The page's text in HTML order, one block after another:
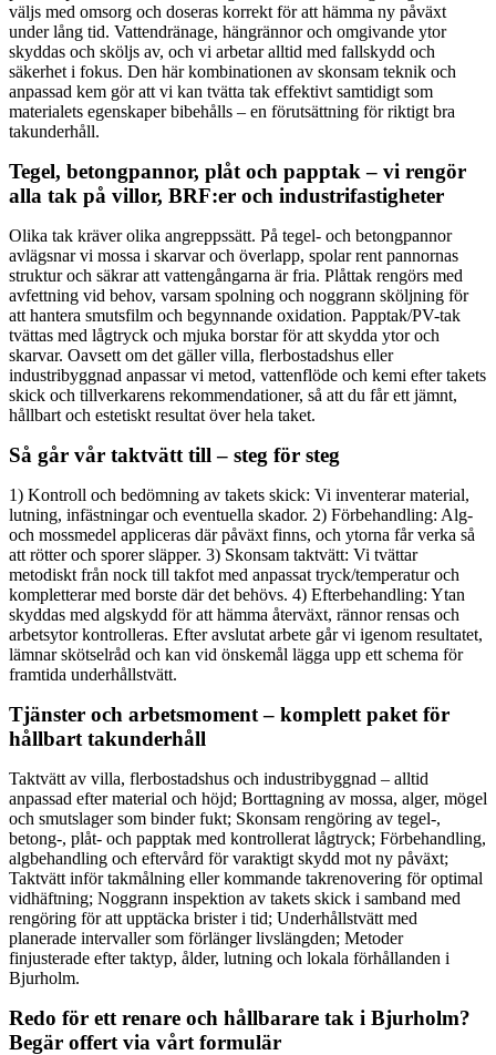
väljs med omsorg och doseras korrekt för att hämma ny påväxt
under lång tid. Vattendränage, hängrännor och omgivande ytor
skyddas och sköljs av, och vi arbetar alltid med fallskydd och
säkerhet i fokus. Den här kombinationen av skonsam teknik och
anpassad kem gör att vi kan tvätta tak effektivt samtidigt som
materialets egenskaper bibehålls – en förutsättning för riktigt bra
takunderhåll.
Tegel, betongpannor, plåt och papptak – vi rengör
alla tak på villor, BRF:er och industrifastigheter
Olika tak kräver olika angreppssätt. På tegel- och betongpannor
avlägsnar vi mossa i skarvar och överlapp, spolar rent pannornas
struktur och säkrar att vattengångarna är fria. Plåttak rengörs med
avfettning vid behov, varsam spolning och noggrann sköljning för
att hantera smutsfilm och begynnande oxidation. Papptak/PV-tak
tvättas med lågtryck och mjuka borstar för att skydda ytor och
skarvar. Oavsett om det gäller villa, flerbostadshus eller
industribyggnad anpassar vi metod, vattenflöde och kemi efter takets
skick och tillverkarens rekommendationer, så att du får ett jämnt,
hållbart och estetiskt resultat över hela taket.
Så går vår taktvätt till – steg för steg
1) Kontroll och bedömning av takets skick: Vi inventerar material,
lutning, infästningar och eventuella skador. 2) Förbehandling: Alg-
och mossmedel appliceras där påväxt finns, och ytorna får verka så
att rötter och sporer släpper. 3) Skonsam taktvätt: Vi tvättar
metodiskt från nock till takfot med anpassat tryck/temperatur och
kompletterar med borste där det behövs. 4) Efterbehandling: Ytan
skyddas med algskydd för att hämma återväxt, rännor rensas och
arbetsytor kontrolleras. Efter avslutat arbete går vi igenom resultatet,
lämnar skötselråd och kan vid önskemål lägga upp ett schema för
framtida underhållstvätt.
Tjänster och arbetsmoment – komplett paket för
hållbart takunderhåll
Taktvätt av villa, flerbostadshus och industribyggnad – alltid
anpassad efter material och höjd; Borttagning av mossa, alger, mögel
och smutslager som binder fukt; Skonsam rengöring av tegel-,
betong-, plåt- och papptak med kontrollerat lågtryck; Förbehandling,
algbehandling och eftervård för varaktigt skydd mot ny påväxt;
Taktvätt inför takmålning eller kommande takrenovering för optimal
vidhäftning; Noggrann inspektion av takets skick i samband med
rengöring för att upptäcka brister i tid; Underhållstvätt med
planerade intervaller som förlänger livslängden; Metoder
finjusterade efter taktyp, ålder, lutning och lokala förhållanden i
Bjurholm.
Redo för ett renare och hållbarare tak i Bjurholm?
Begär offert via vårt formulär